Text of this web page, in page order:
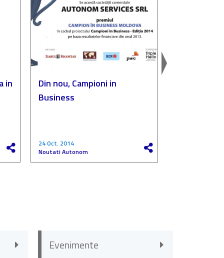
in
Din nou, Campioni in
Business
24 Oct. 2014
Noutati Autonom
Evenimente